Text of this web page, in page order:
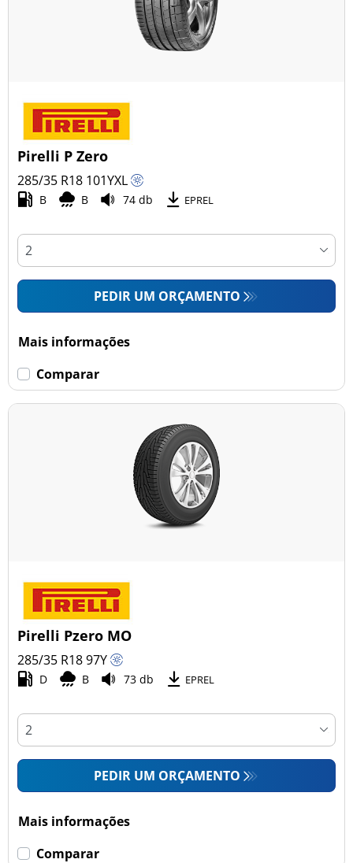
Pirelli P Zero
285/35 R18 101YXL
B B 74 db EPREL
PEDIR UM ORÇAMENTO
Mais informações
Comparar
Pirelli Pzero MO
285/35 R1897Y
D B 73 db EPREL
PEDIR UM ORÇAMENTO
Mais informações
Comparar